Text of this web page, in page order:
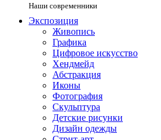
Наши современники
Экспозиция
Живопись
Графика
Цифровое искусство
Хендмейд
Абстракция
Иконы
Фотография
Скульптура
Детские рисунки
Дизайн одежды